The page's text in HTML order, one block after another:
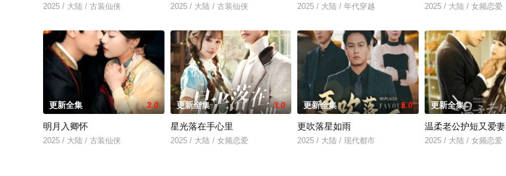
2025 / 大陆 / 古装仙侠 2025 / 大陆 / 古装仙侠 2025 / 大陆 / 年代穿越 2025 / 大陆 / 女频恋爱
更新全集 3.0
明月入卿怀
2025 / 大陆 / 古装仙侠
更新全集 3.0
星光落在手心里
2025 / 大陆 / 女频恋爱
更新全集 5.0
更吹落星如雨
2025 / 大陆 / 现代都市
更新全集
温柔老公护短又爱妻
2025 / 大陆 / 女频恋爱